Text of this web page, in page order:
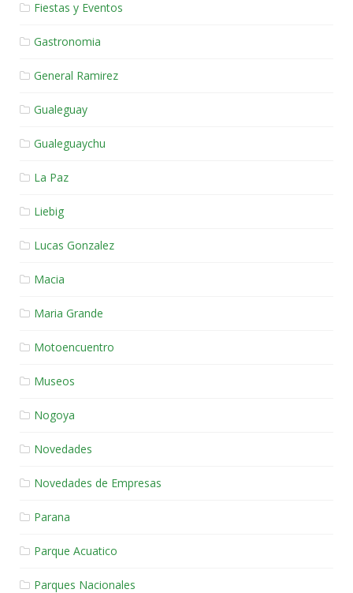
Fiestas y Eventos
Gastronomia
General Ramirez
Gualeguay
Gualeguaychu
La Paz
Liebig
Lucas Gonzalez
Macia
Maria Grande
Motoencuentro
Museos
Nogoya
Novedades
Novedades de Empresas
Parana
Parque Acuatico
Parques Nacionales